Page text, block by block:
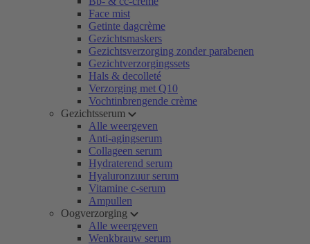
Face mist
Getinte dagcrème
Gezichtsmaskers
Gezichtsverzorging zonder parabenen
Gezichtverzorgingssets
Hals & decolleté
Verzorging met Q10
Vochtinbrengende crème
Gezichtsserum
Alle weergeven
Anti-agingserum
Collageen serum
Hydraterend serum
Hyaluronzuur serum
Vitamine c-serum
Ampullen
Oogverzorging
Alle weergeven
Wenkbrauw serum